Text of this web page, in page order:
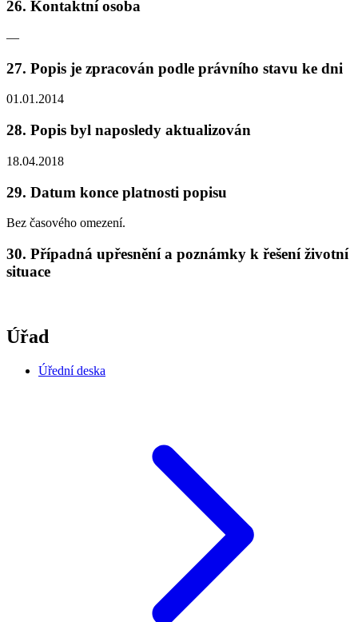
26. Kontaktní osoba
—
27. Popis je zpracován podle právního stavu ke dni
01.01.2014
28. Popis byl naposledy aktualizován
18.04.2018
29. Datum konce platnosti popisu
Bez časového omezení.
30. Případná upřesnění a poznámky k řešení životní
situace
Úřad
Úřední deska